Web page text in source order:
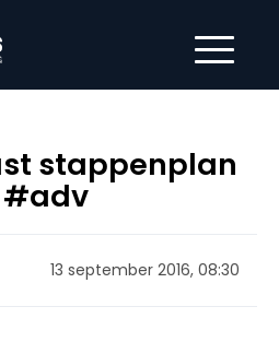
stappenplan
#adv
13 september 2016, 08:30